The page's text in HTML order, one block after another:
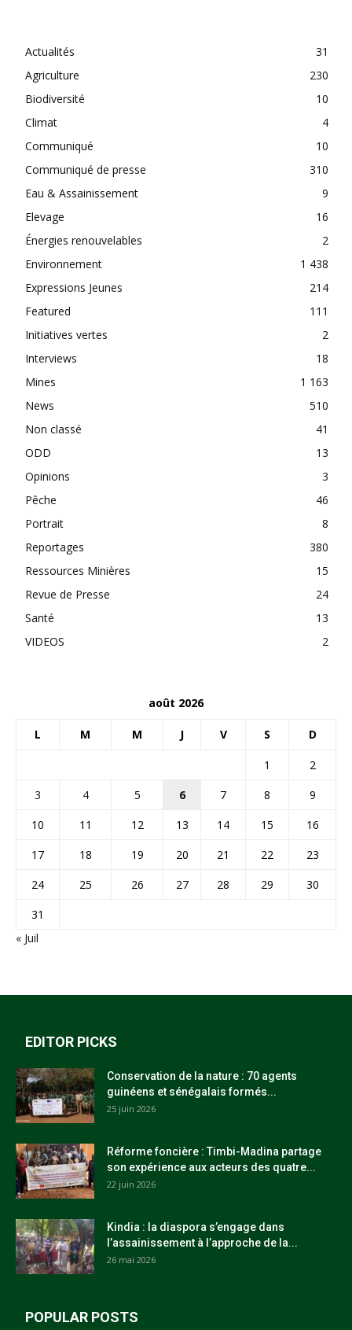
Actualités
31
Agriculture
230
Biodiversité
10
Climat
4
Communiqué
10
Communiqué de presse
310
Eau & Assainissement
9
Elevage
16
Énergies renouvelables
2
Environnement
1 438
Expressions Jeunes
214
Featured
111
Initiatives vertes
2
Interviews
18
Mines
1 163
News
510
Non classé
41
ODD
13
Opinions
3
Pêche
46
Portrait
8
Reportages
380
Ressources Minières
15
Revue de Presse
24
Santé
13
VIDEOS
2
août 2026
L M M J V S D
1
2
3
4 5 6 7 8
9
10
11 12 13 14 15
16
17
18 19 20 21 22
23
24
25 26 27 28 29
30
31
« Juil
EDITOR PICKS
Conservation de la nature : 70 agents
guinéens et sénégalais formés...
25 juin 2026
Réforme foncière : Timbi-Madina partage
son expérience aux acteurs des quatre...
22 juin 2026
Kindia : la diaspora s’engage dans
l’assainissement à l’approche de la...
26 mai 2026
POPULAR POSTS